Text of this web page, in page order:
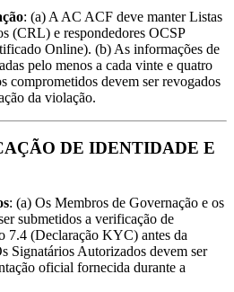
: (a) A AC ACF deve manter Listas
(CRL) e respondedores OCSP
Online). (b) As informações de
pelo menos a cada vinte e quatro
comprometidos devem ser revogados
da violação.
DE IDENTIDADE E
: (a) Os Membros de Governação e os
submetidos a verificação de
7.4 (Declaração KYC) antes da
Signatários Autorizados devem ser
oficial fornecida durante a